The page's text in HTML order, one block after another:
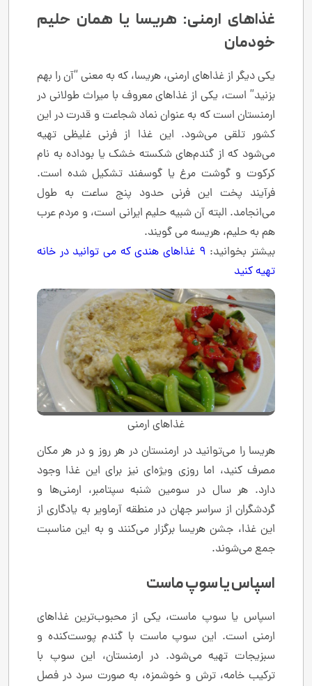
غذاهای ارمنی: هریسا یا همان حلیم
خودمان
یکی دیگر از غذاهای ارمنی، هریسا، که به معنی “آن را بهم
بزنید” است، یکی از غذاهای معروف با میراث طولانی در
ارمنستان است که به عنوان نماد شجاعت و قدرت در این
کشور تلقی می‌شود. این غذا از فرنی غلیظی تهیه
می‌شود که از گندم‌های شکسته خشک یا بوداده به نام
کرکوت و گوشت مرغ یا گوسفند تشکیل شده است.
فرآیند پخت این فرنی حدود پنج ساعت به طول
می‌انجامد. البته آن شبیه حلیم ایرانی است، و مردم عرب
هم به حلیم، هریسه می گویند.
بیشتر بخوانید:
9 غذاهای هندی که می توانید در خانه
تهیه کنید
غذاهای ارمنی
هریسا را می‌توانید در ارمنستان در هر روز و در هر مکان
مصرف کنید، اما روزی ویژه‌ای نیز برای این غذا وجود
دارد. هر سال در سومین شنبه سپتامبر، ارمنی‌ها و
گردشگران از سراسر جهان در منطقه آرماویر به یادگاری از
این غذا، جشن هریسا برگزار می‌کنند و به این مناسبت
جمع می‌شوند.
اسپاس یا سوپ ماست
اسپاس یا سوپ ماست، یکی از محبوب‌ترین غذاهای
ارمنی است. این سوپ ماست با گندم پوست‌کنده و
سبزیجات تهیه می‌شود. در ارمنستان، این سوپ با
ترکیب خامه، ترش و خوشمزه، به صورت سرد در فصل